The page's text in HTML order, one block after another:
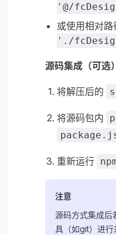
'@/
或使用相对
'./
源码集成（可选
将解压后的
将源码包内
重新运行
注意
源码方式集成后
具（如git）进行